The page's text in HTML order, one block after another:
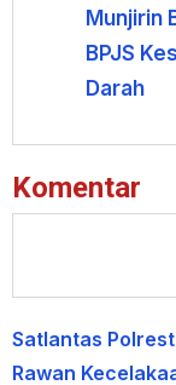
Munjirin
BPJS
Darah
Komentar
Satlantas
Rawan